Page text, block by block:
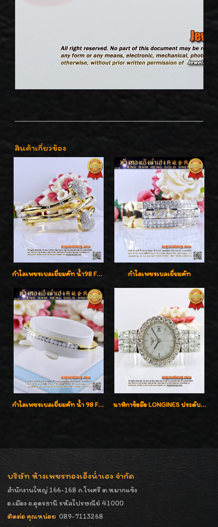
สินค้าเกี่ยวข้อง
กำไลเพชรเบลเยี่ยมคัท น้ำ98 F-Color/VVS น้ำหนักเพชรรวม 3.00 กะรัต สวยไม่ซ้ำใครค่ะ กำไลเพชรเบลเยี่ยมคัท
กำไลเพชรเบลเยี่ยมคัท น้ำ 98 F-Color/VVS เพชร 22 เม็ด น้ำหนักเพชรรวม 1.97 กะรัต ตัวเรือนตัน หนาแข็งแรง เพชรสวย ขาวจั๊ว ทุกเม็ด เล่นไฟ่วิ้งสุดๆค่ะ เปิดราคาโปรโมชั่น ถูกสุดๆค่ะ นาฬิกาข้อมือ LONGINES ประดับเพชร 5.20 กะรัต ใส่เล่น ใส่ออกงานหรูหราไฮโซค่ะ
บริษัท ห้างเพชรทองเอ็งน่ำเฮง จำกัด
สำนักงานใหญ่ 166-168 ถ.โพศรี ต.หมากแข้ง
อ.เมือง จ.อุดรธานี รหัสไปรษณีย์ 41000
ติดต่อ คุณหน่อย 089-7113268